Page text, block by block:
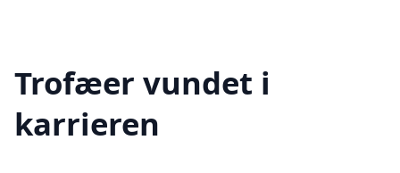
Trofæer vundet i
karrieren